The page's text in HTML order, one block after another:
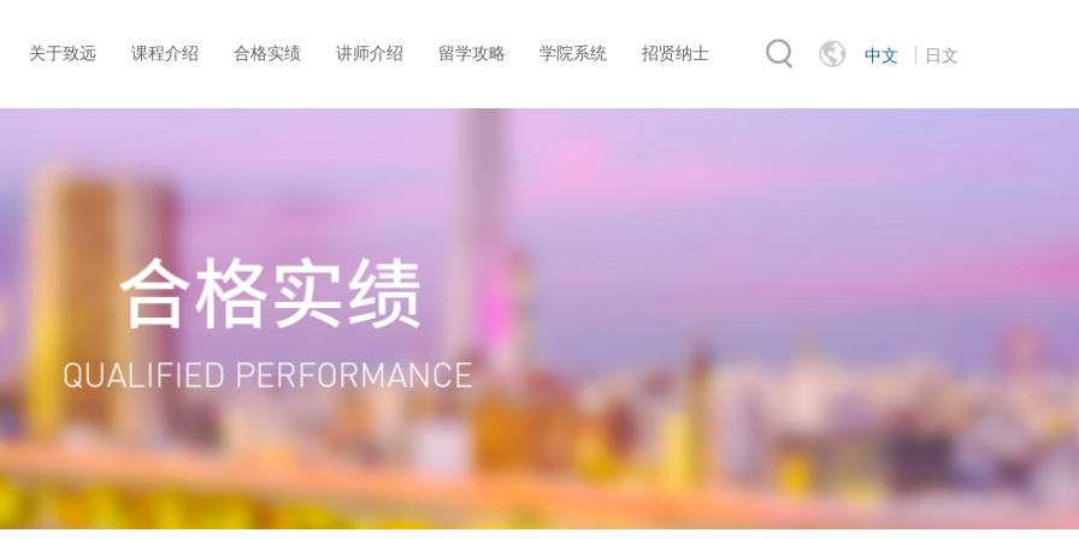
关于致远 课程介绍 合格实绩 讲师介绍 留学攻略 学院系统 招贤纳士 中文 日文